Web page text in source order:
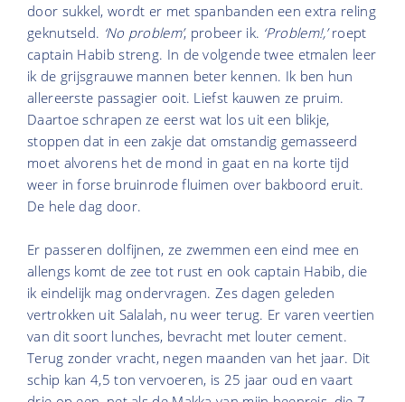
door sukkel, wordt er met spanbanden een extra reling
geknutseld. ‘No problem’, probeer ik. ‘Problem!,’roept
captain Habib streng. In de volgende twee etmalen leer
ik de grijsgrauwe mannen beter kennen. Ik ben hun
allereerste passagier ooit. Liefst kauwen ze pruim.
Daartoe schrapen ze eerst wat los uit een blikje,
stoppen dat in een zakje dat omstandig gemasseerd
moet alvorens het de mond in gaat en na korte tijd
weer in forse bruinrode fluimen over bakboord eruit.
De hele dag door.
Er passeren dolfijnen, ze zwemmen een eind mee en
allengs komt de zee tot rust en ook captain Habib, die
ik eindelijk mag ondervragen. Zes dagen geleden
vertrokken uit Salalah, nu weer terug. Er varen veertien
van dit soort lunches, bevracht met louter cement.
Terug zonder vracht, negen maanden van het jaar. Dit
schip kan 4,5 ton vervoeren, is 25 jaar oud en vaart